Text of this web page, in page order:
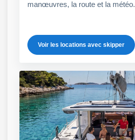
manœuvres, la route et la météo.
Voir les locations avec skipper